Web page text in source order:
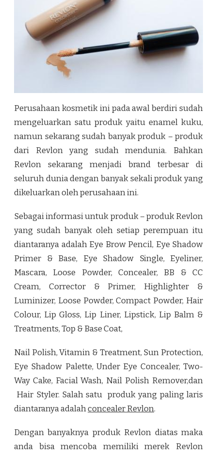
Perusahaan kosmetik ini pada awal berdiri sudah
mengeluarkan satu produk yaitu enamel kuku,
namun sekarang sudah banyak produk – produk
dari Revlon yang sudah mendunia. Bahkan
Revlon sekarang menjadi brand terbesar di
seluruh dunia dengan banyak sekali produk yang
dikeluarkan oleh perusahaan ini.
Sebagai informasi untuk produk – produk Revlon
yang sudah banyak oleh setiap perempuan itu
diantaranya adalah Eye Brow Pencil, Eye Shadow
Primer & Base, Eye Shadow Single, Eyeliner,
Mascara, Loose Powder, Concealer, BB & CC
Cream, Corrector & Primer, Highlighter &
Luminizer, Loose Powder, Compact Powder, Hair
Colour, Lip Gloss, Lip Liner, Lipstick, Lip Balm &
Treatments, Top & Base Coat,
Nail Polish, Vitamin & Treatment, Sun Protection,
Eye Shadow Palette, Under Eye Concealer, Two-
Way Cake, Facial Wash, Nail Polish Remover,dan
Hair Styler. Salah satu produk yang paling laris
diantaranya adalahconcealer Revlon.
Dengan banyaknya produk Revlon diatas maka
anda bisa mencoba memiliki merek Revlon